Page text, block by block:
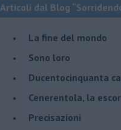
Articoli dal Blog
La fine del mondo
Sono loro
Ducentocinquanta
Cenerentola, la
Precisazioni